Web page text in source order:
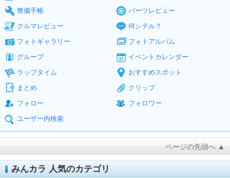
整備手帳
パーツレビュー
クルマレビュー
何シテル？
フォトギャラリー
フォトアルバム
グループ
イベントカレンダー
ラップタイム
おすすめスポット
まとめ
クリップ
フォロー
フォロワー
ユーザー内検索
ページの先頭へ ▲
みんカラ 人気のカテゴリ